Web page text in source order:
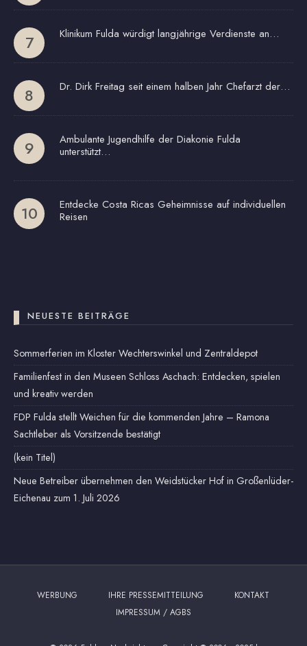
Klinikum Fulda würdigt langjährige Verdienste an…
Dr. Dirk Freitag seit einem halben Jahr Chefarzt der…
Ambulante Jugendhilfe der Diakonie Fulda
unterstützt…
Entdecke Costa Ricas Geheimnisse auf individuellen
Reisen
NEUESTE BEITRÄGE
Sommerferien im Kloster Wechterswinkel und Zentraldepot
Familienfest in den Museen Schloss Aschach: Entdecken, spielen
und kreativ werden
FDP Fulda stellt Weichen für die kommenden Jahre – Ramona
Sachtleber als Vorsitzende bestätigt
(kein Titel)
Neue Betreiber übernehmen den Weidstücker Hof in Großenlüder-
Eichenau zum 1. Juli 2026
WERBUNG IHRE PRESSEMITTEILUNG
KONTAKT
IMPRESSUM / AGBS